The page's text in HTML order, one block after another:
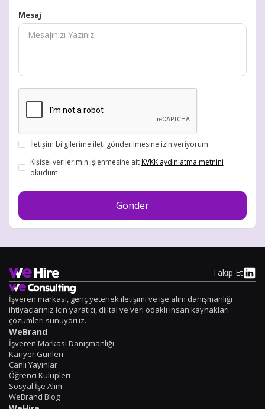
Mesaj
İletişim bilgilerime ileti gönderilmesine izin veriyorum.
Kişisel verilerimin işlenmesine aitKVKK aydınlatma metnini
okudum.
Takip Et
İşveren markası, genç yetenek iletişimi ve işe alım danışmanlığı
ihtiyaçlarınız için yaratıcı, dijital ve veri odaklı insan kaynakları
çözümleri sunuyoruz.
WeBrand
İşveren Markası Danışmanlığı
Kariyer Günleri
Canlı Yayınlar
Öğrenci Kulüpleri
Sosyal İşe Alım
WeBrand Blog